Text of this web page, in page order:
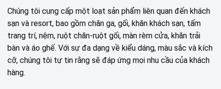
Chúng tôi cung cấp một loạt sản phẩm liên quan đến khách
sạn và resort, bao gồm chăn ga, gối, khăn khách sạn, tấm
trang trí, nệm, ruột chăn-ruột gối, màn rèm cửa, khăn trải
bàn và áo ghế. Với sự đa dạng về kiểu dáng, màu sắc và kích
cỡ, chúng tôi tự tin rằng sẽ đáp ứng mọi nhu cầu của khách
hàng.